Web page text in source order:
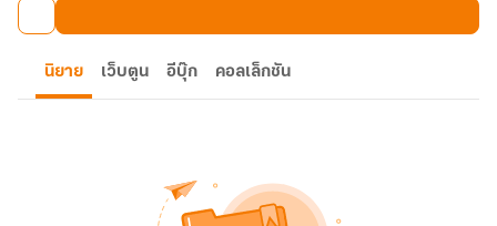
นิยาย เว็บตูน อีบุ๊ก คอลเล็กชัน